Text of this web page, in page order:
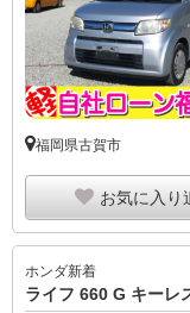
福岡県古賀市
お気に入り
ホンダ新着
ライフ 660 G キーレ